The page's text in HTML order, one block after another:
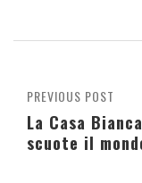
PREVIOUS POST
La Casa Bianca
scuote il